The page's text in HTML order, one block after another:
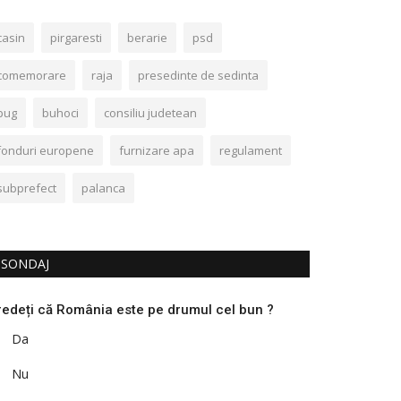
pirgaresti berarie psd
raja presedinte de sedinta
buhoci consiliu judetean
europene furnizare apa regulament
palanca
SONDAJ
că România este pe drumul cel bun ?
Da
Nu